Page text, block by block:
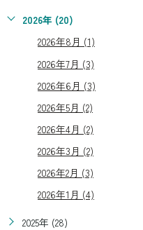
2026年 (20)
2026年8月 (1)
2026年7月 (3)
2026年6月 (3)
2026年5月 (2)
2026年4月 (2)
2026年3月 (2)
2026年2月 (3)
2026年1月 (4)
2025年 (28)